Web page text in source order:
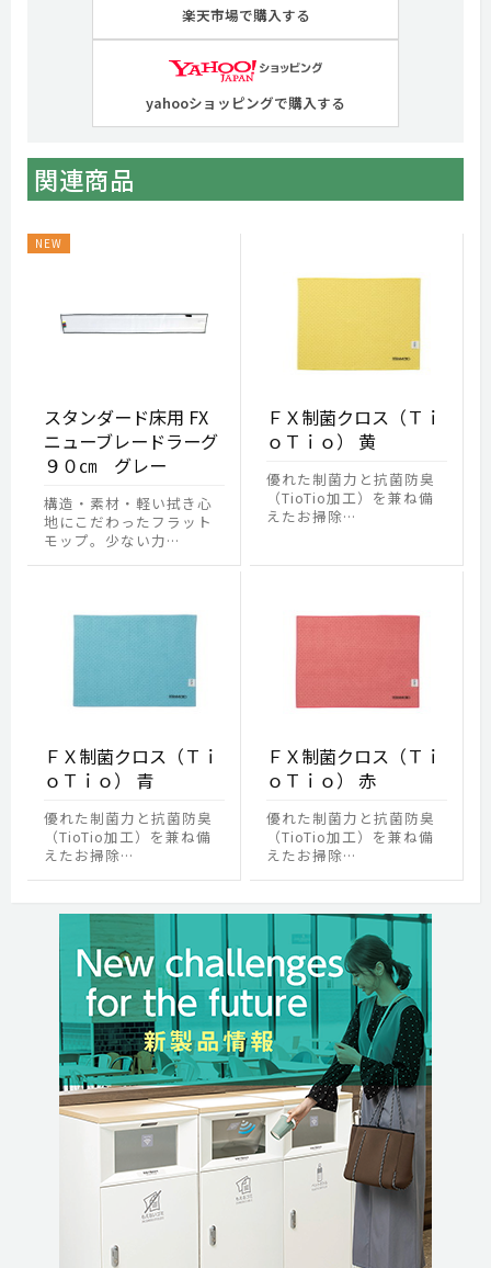
楽天市場で購入する
yahooショッピングで購入する
関連商品
スタンダード床用 FX
ニューブレードラーグ
９０㎝ グレー
構造・素材・軽い拭き心
地にこだわったフラット
モップ。少ない力…
ＦＸ制菌クロス（Ｔｉ
ｏＴｉｏ） 黄
優れた制菌力と抗菌防臭
（TioTio加工）を兼ね備
えたお掃除…
ＦＸ制菌クロス（Ｔｉ
ｏＴｉｏ） 青
優れた制菌力と抗菌防臭
（TioTio加工）を兼ね備
えたお掃除…
ＦＸ制菌クロス（Ｔｉ
ｏＴｉｏ） 赤
優れた制菌力と抗菌防臭
（TioTio加工）を兼ね備
えたお掃除…